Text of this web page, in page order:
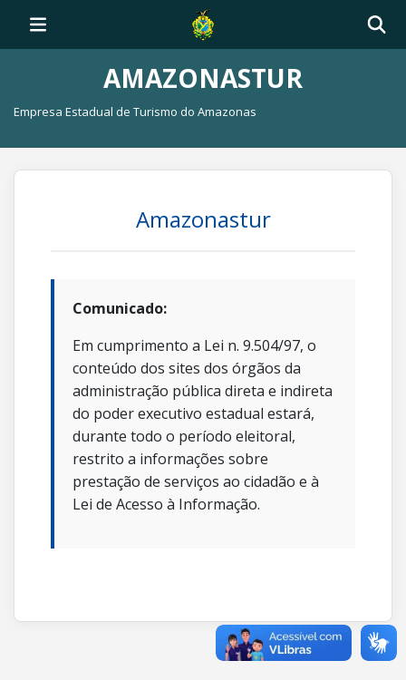
AMAZONASTUR
Empresa Estadual de Turismo do Amazonas
Amazonastur
Comunicado:
Em cumprimento a Lei n. 9.504/97, o
conteúdo dos sites dos órgãos da
administração pública direta e indireta
do poder executivo estadual estará,
durante todo o período eleitoral,
restrito a informações sobre
prestação de serviços ao cidadão e à
Lei de Acesso à Informação.